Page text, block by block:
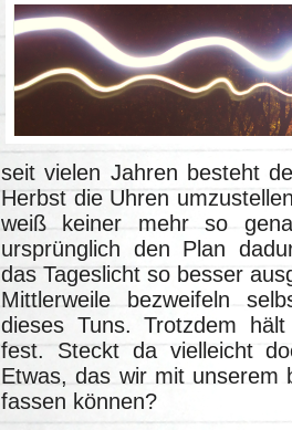
seit vielen Jahren besteht
Herbst die Uhren
weiß keiner mehr so
ursprünglich den Plan
das Tageslicht so besser
Mittlerweile bezweifeln
dieses Tuns. Trotzdem
fest. Steckt da vielleicht
Etwas, das wir mit unserem
fassen können?